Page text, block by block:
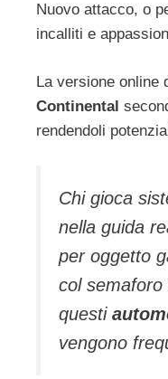
Nuovo attacco, o
incalliti e
La versione online
Continental
rendendoli
Chi gioca
nella guida
per oggetto
col semaforo
questi
vengono